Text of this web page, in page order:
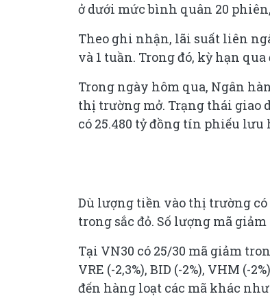
ở dưới mức bình quân 20
Theo ghi nhận, lãi suất liên
và 1 tuần. Trong đó, kỳ hạn qua
Trong ngày hôm qua, Ngân
thị trường mở. Trạng thái giao
có 25.480 tỷ đồng tín phiếu
Dù lượng tiền vào thị trường
trong sắc đỏ. Số lượng mã giảm
Tại VN30 có 25/30 mã giảm
VRE (-2,3%), BID (-2%), VHM (-
đến hàng loạt các mã khác như